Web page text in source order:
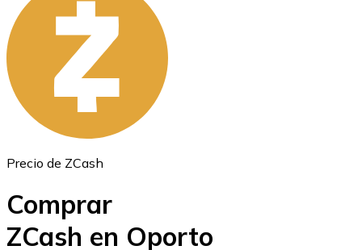
Ethereum
ETH
Precio de ZCash
Comprar
ZCash en Oporto